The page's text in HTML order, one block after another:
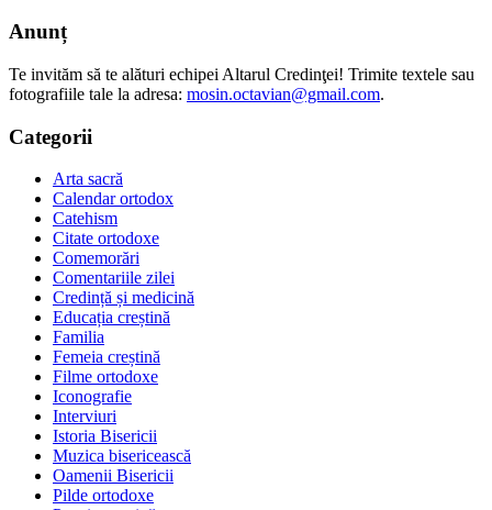
Anunț
Te invităm să te alături echipei Altarul Credinţei! Trimite textele sau
fotografiile tale la adresa: mosin.octavian@gmail.com.
Categorii
Arta sacră
Calendar ortodox
Catehism
Citate ortodoxe
Comemorări
Comentariile zilei
Credință și medicină
Educația creștină
Familia
Femeia creștină
Filme ortodoxe
Iconografie
Interviuri
Istoria Bisericii
Muzica bisericească
Oamenii Bisericii
Pilde ortodoxe